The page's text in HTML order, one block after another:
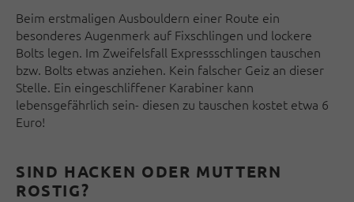
Beim erstmaligen Ausbouldern einer Route ein
besonderes Augenmerk auf Fixschlingen und lockere
Bolts legen. Im Zweifelsfall Expressschlingen tauschen
bzw. Bolts etwas anziehen. Kein falscher Geiz an dieser
Stelle. Ein eingeschliffener Karabiner kann
lebensgefährlich sein- diesen zu tauschen kostet etwa 6
Euro!
SIND HACKEN ODER MUTTERN
ROSTIG?